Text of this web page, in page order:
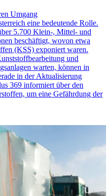
Umgang
eine bedeutende Rolle.
5.700 Klein-, Mittel- und
beschäftigt, wovon etwa
(KSS) exponiert waren.
und
warten, können in
in der Aktualisierung
369 informiert über den
um eine Gefährdung der